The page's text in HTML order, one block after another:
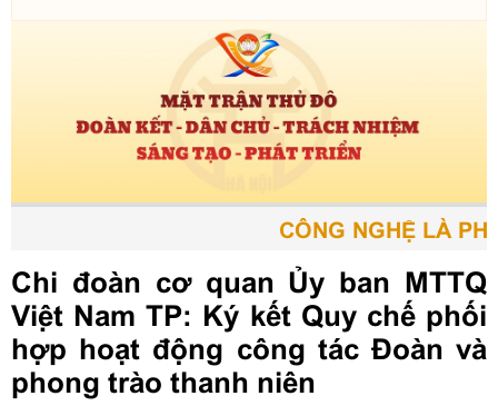
CÔNG NGHỆ LÀ
Chi đoàn cơ quan Ủy ban MTTQ
Việt Nam TP: Ký kết Quy chế phối
hợp hoạt động công tác Đoàn và
phong trào thanh niên